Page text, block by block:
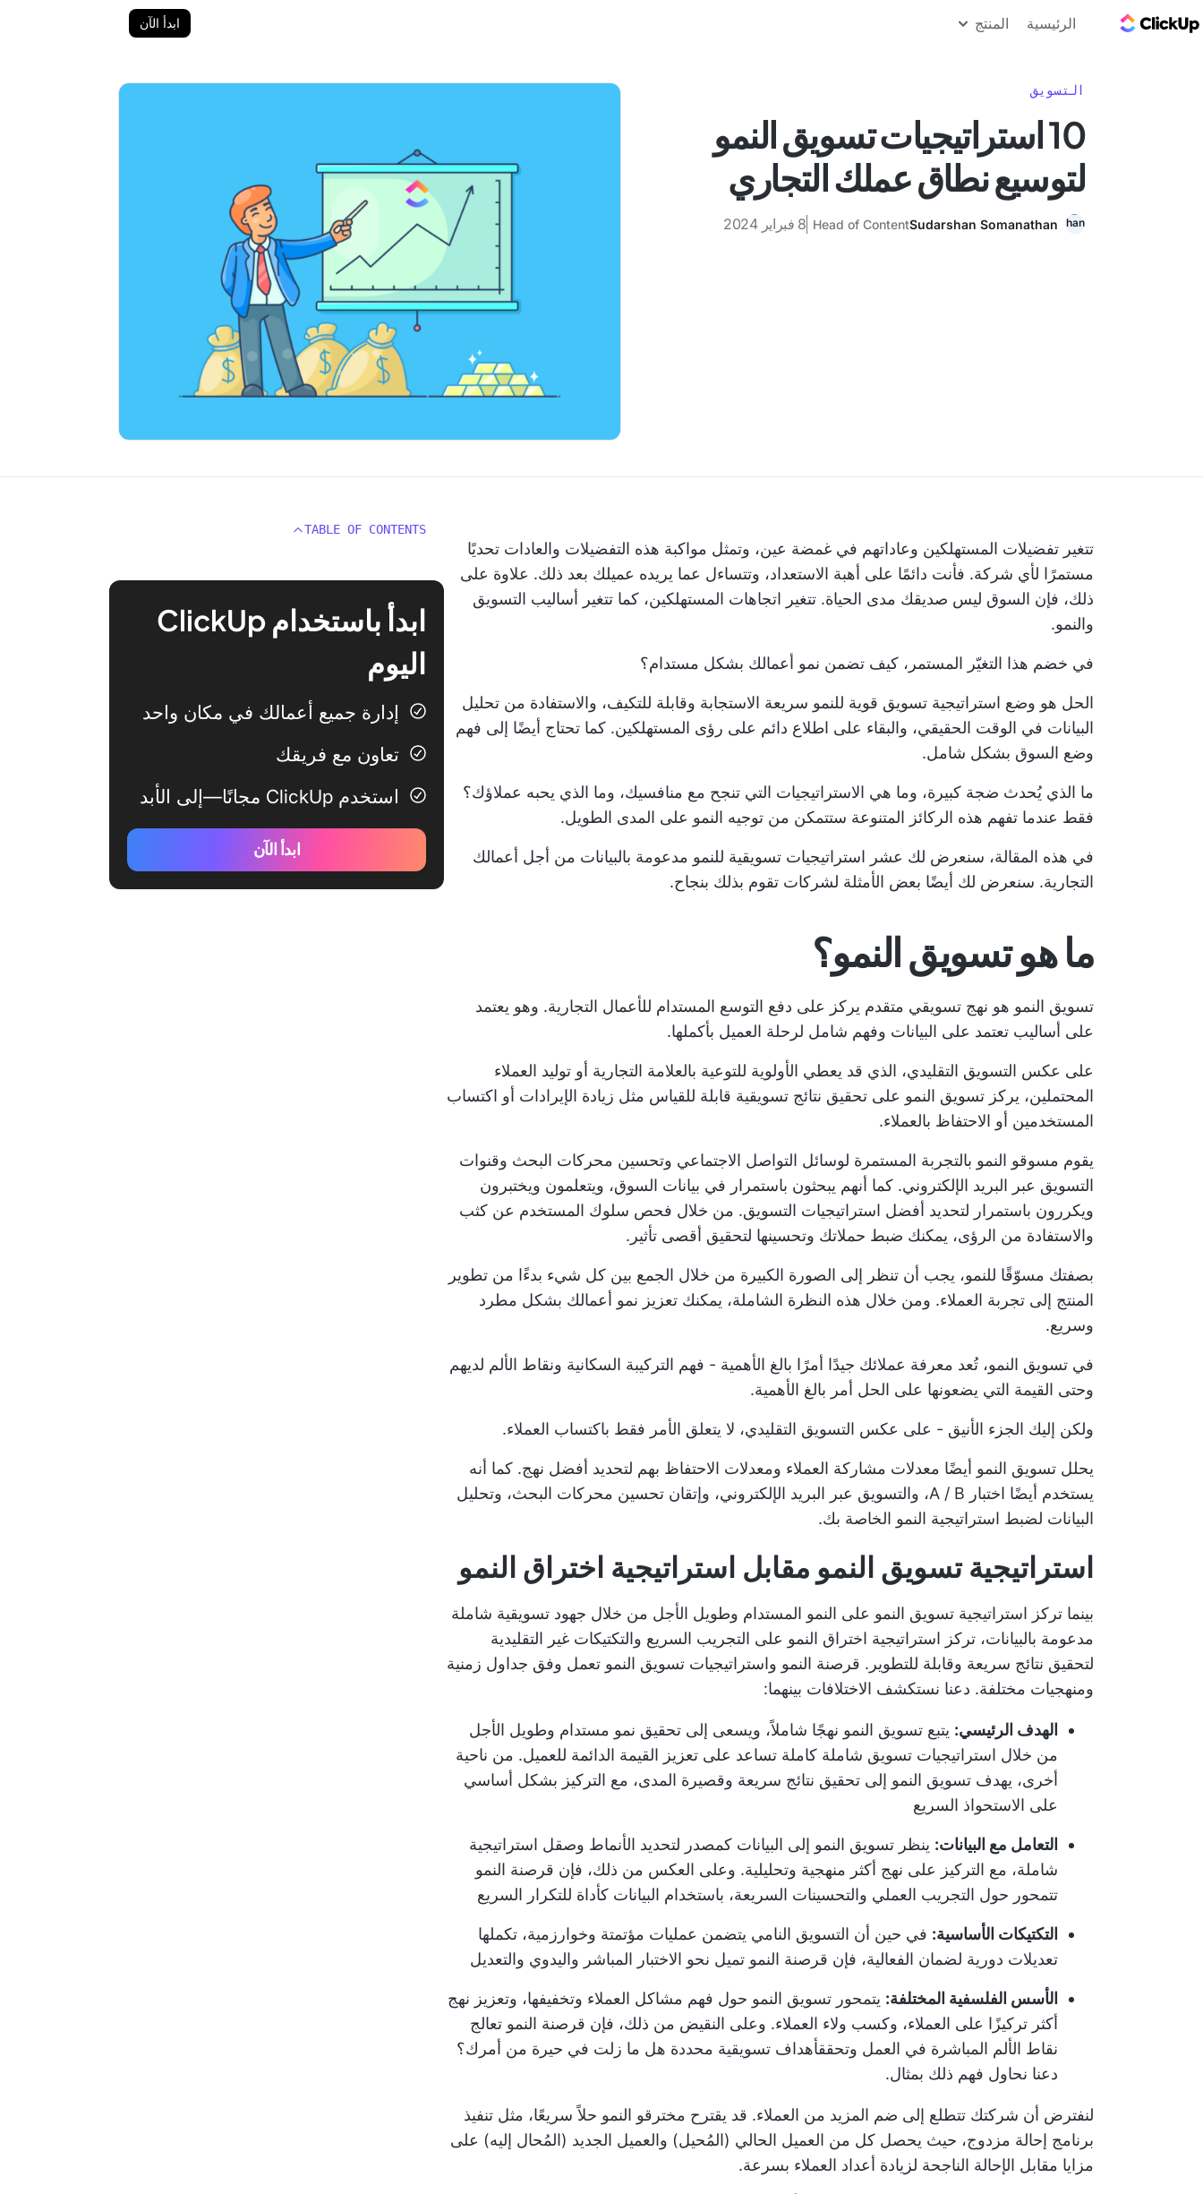
الرئيسية المنتج ابدأ الآن
التسويق
10 استراتيجيات تسويق النمو
لتوسيع نطاق عملك التجاري
Sudarshan Somanathan
Head of Content 8 فبراير 2024
تتغير تفضيلات المستهلكين وعاداتهم في غمضة عين، وتمثل مواكبة هذه التفضيلات والعادات تحديًا
مستمرًا لأي شركة. فأنت دائمًا على أهبة الاستعداد، وتتساءل عما يريده عميلك بعد ذلك. علاوة على
ذلك، فإن السوق ليس صديقك مدى الحياة. تتغير اتجاهات المستهلكين، كما تتغير أساليب التسويق
والنمو.
في خضم هذا التغيّر المستمر، كيف تضمن نمو أعمالك بشكل مستدام؟
الحل هو وضع استراتيجية تسويق قوية للنمو سريعة الاستجابة وقابلة للتكيف، والاستفادة من تحليل
البيانات في الوقت الحقيقي، والبقاء على اطلاع دائم على رؤى المستهلكين. كما تحتاج أيضًا إلى فهم
وضع السوق بشكل شامل.
ما الذي يُحدث ضجة كبيرة، وما هي الاستراتيجيات التي تنجح مع منافسيك، وما الذي يحبه عملاؤك؟
فقط عندما تفهم هذه الركائز المتنوعة ستتمكن من توجيه النمو على المدى الطويل.
في هذه المقالة، سنعرض لك عشر استراتيجيات تسويقية للنمو مدعومة بالبيانات من أجل أعمالك
التجارية. سنعرض لك أيضًا بعض الأمثلة لشركات تقوم بذلك بنجاح.
ما هو تسويق النمو؟
تسويق النمو هو نهج تسويقي متقدم يركز على دفع التوسع المستدام للأعمال التجارية. وهو يعتمد
على أساليب تعتمد على البيانات وفهم شامل لرحلة العميل بأكملها.
على عكس التسويق التقليدي، الذي قد يعطي الأولوية للتوعية بالعلامة التجارية أو توليد العملاء
المحتملين، يركز تسويق النمو على تحقيق نتائج تسويقية قابلة للقياس مثل زيادة الإيرادات أو اكتساب
المستخدمين أو الاحتفاظ بالعملاء.
يقوم مسوقو النمو بالتجربة المستمرة لوسائل التواصل الاجتماعي وتحسين محركات البحث وقنوات
التسويق عبر البريد الإلكتروني. كما أنهم يبحثون باستمرار في بيانات السوق، ويتعلمون ويختبرون
ويكررون باستمرار لتحديد أفضل استراتيجيات التسويق. من خلال فحص سلوك المستخدم عن كثب
والاستفادة من الرؤى، يمكنك ضبط حملاتك وتحسينها لتحقيق أقصى تأثير.
بصفتك مسوّقًا للنمو، يجب أن تنظر إلى الصورة الكبيرة من خلال الجمع بين كل شيء بدءًا من تطوير
المنتج إلى تجربة العملاء. ومن خلال هذه النظرة الشاملة، يمكنك تعزيز نمو أعمالك بشكل مطرد
وسريع.
في تسويق النمو، تُعد معرفة عملائك جيدًا أمرًا بالغ الأهمية - فهم التركيبة السكانية ونقاط الألم لديهم
وحتى القيمة التي يضعونها على الحل أمر بالغ الأهمية.
ولكن إليك الجزء الأنيق - على عكس التسويق التقليدي، لا يتعلق الأمر فقط باكتساب العملاء.
يحلل تسويق النمو أيضًا معدلات مشاركة العملاء ومعدلات الاحتفاظ بهم لتحديد أفضل نهج. كما أنه
يستخدم أيضًا اختبار A / B، والتسويق عبر البريد الإلكتروني، وإتقان تحسين محركات البحث، وتحليل
البيانات لضبط استراتيجية النمو الخاصة بك.
استراتيجية تسويق النمو مقابل استراتيجية اختراق النمو
بينما تركز استراتيجية تسويق النمو على النمو المستدام وطويل الأجل من خلال جهود تسويقية شاملة
مدعومة بالبيانات، تركز استراتيجية اختراق النمو على التجريب السريع والتكتيكات غير التقليدية
لتحقيق نتائج سريعة وقابلة للتطوير. قرصنة النمو واستراتيجيات تسويق النمو تعمل وفق جداول زمنية
ومنهجيات مختلفة. دعنا نستكشف الاختلافات بينهما:
الهدف الرئيسي: يتبع تسويق النمو نهجًا شاملاً، ويسعى إلى تحقيق نمو مستدام وطويل الأجل
من خلال استراتيجيات تسويق شاملة كاملة تساعد على تعزيز القيمة الدائمة للعميل. من ناحية
أخرى، يهدف تسويق النمو إلى تحقيق نتائج سريعة وقصيرة المدى، مع التركيز بشكل أساسي
على الاستحواذ السريع
التعامل مع البيانات: ينظر تسويق النمو إلى البيانات كمصدر لتحديد الأنماط وصقل استراتيجية
شاملة، مع التركيز على نهج أكثر منهجية وتحليلية. وعلى العكس من ذلك، فإن قرصنة النمو
تتمحور حول التجريب العملي والتحسينات السريعة، باستخدام البيانات كأداة للتكرار السريع
التكتيكات الأساسية: في حين أن التسويق النامي يتضمن عمليات مؤتمتة وخوارزمية، تكملها
تعديلات دورية لضمان الفعالية، فإن قرصنة النمو تميل نحو الاختبار المباشر واليدوي والتعديل
الأسس الفلسفية المختلفة: يتمحور تسويق النمو حول فهم مشاكل العملاء وتخفيفها، وتعزيز نهج
أكثر تركيزًا على العملاء، وكسب ولاء العملاء. وعلى النقيض من ذلك، فإن قرصنة النمو تعالج
نقاط الألم المباشرة في العمل وتحققأهداف تسويقية محددة هل ما زلت في حيرة من أمرك؟
دعنا نحاول فهم ذلك بمثال.
لنفترض أن شركتك تتطلع إلى ضم المزيد من العملاء. قد يقترح مخترقو النمو حلاً سريعًا، مثل تنفيذ
برنامج إحالة مزدوج، حيث يحصل كل من العميل الحالي (المُحيل) والعميل الجديد (المُحال إليه) على
مزايا مقابل الإحالة الناجحة لزيادة أعداد العملاء بسرعة.
TABLE OF CONTENTS
ابدأ باستخدام ClickUp
اليوم
إدارة جميع أعمالك في مكان واحد
تعاون مع فريقك
استخدم ClickUp مجانًا—إلى الأبد
ابدأ الآن